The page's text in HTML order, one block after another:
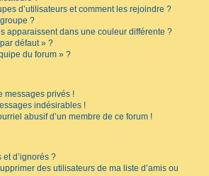
d’utilisateurs et comment les rejoindre ?
?
apparaissent dans une couleur différente ?
défaut » ?
du forum » ?
messages privés !
indésirables !
abusif d’un membre de ce forum !
et d’ignorés ?
des utilisateurs de ma liste d’amis ou